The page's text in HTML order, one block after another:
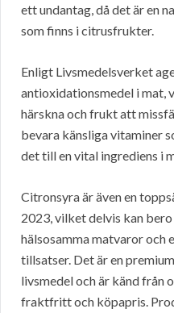
ett undantag, då det är en
som finns i citrusfrukter.
Enligt Livsmedelsverket
antioxidationsmedel i
härskna och frukt att
bevara känsliga vitaminer
det till en vital ingrediens i
Citronsyra är även en
2023, vilket delvis kan
hälsosamma matvaror och
tillsatser. Det är en
livsmedel och är känd från
fraktfritt och köpapris.